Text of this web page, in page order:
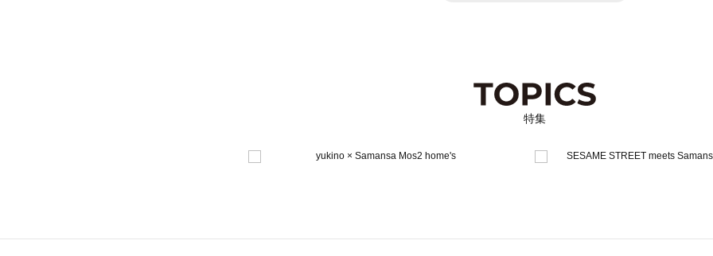
特集